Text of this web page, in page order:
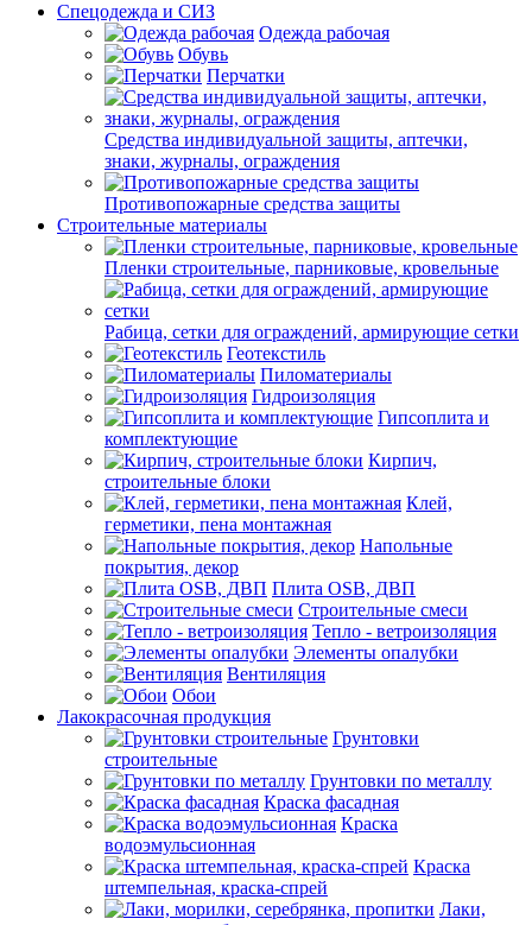
Спецодежда и СИЗ
Одежда рабочая
Обувь
Перчатки
Средства индивидуальной защиты, аптечки,
знаки, журналы, ограждения
Противопожарные средства защиты
Строительные материалы
Пленки строительные, парниковые, кровельные
Рабица, сетки для ограждений, армирующие сетки
Геотекстиль
Пиломатериалы
Гидроизоляция
Гипсоплита и
комплектующие
Кирпич,
строительные блоки
Клей,
герметики, пена монтажная
Напольные
покрытия, декор
Плита OSB, ДВП
Строительные смеси
Тепло - ветроизоляция
Элементы опалубки
Вентиляция
Обои
Лакокрасочная продукция
Грунтовки
строительные
Грунтовки по металлу
Краска фасадная
Краска
водоэмульсионная
Краска
штемпельная, краска-спрей
Лаки,